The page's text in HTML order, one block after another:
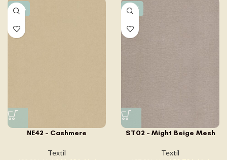
-15%
NE42 – Cashmere
Textil
-15%
ST02 – Might Beige Mesh
Textil